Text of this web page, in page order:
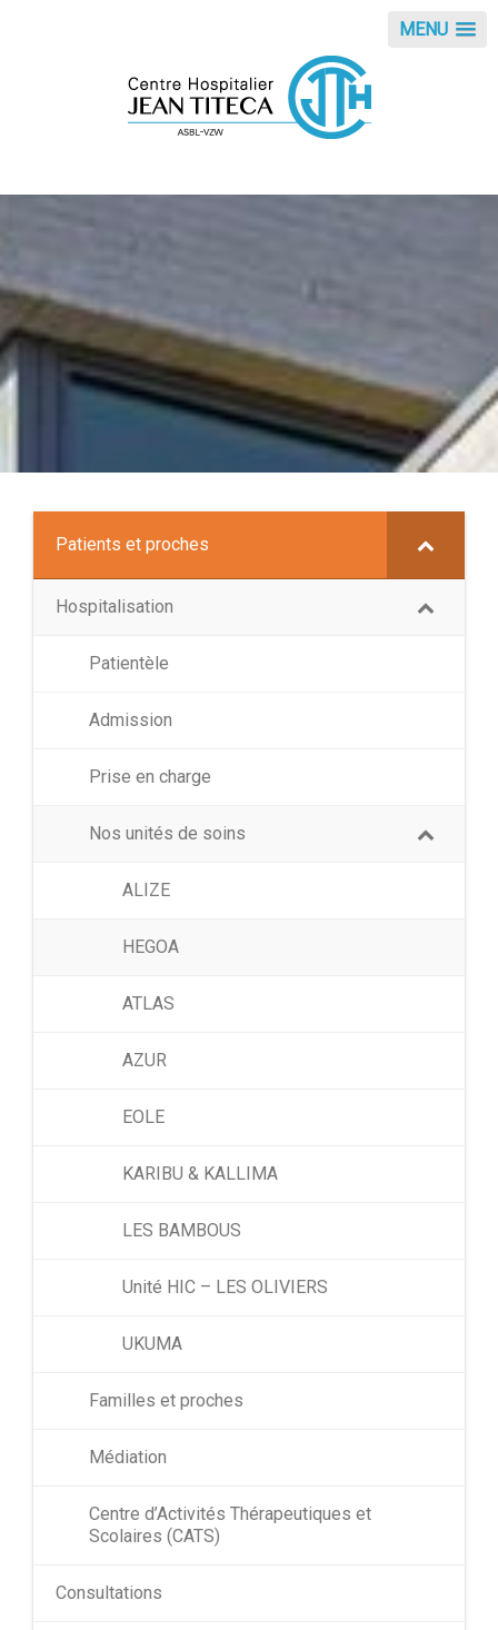
MENU
Patients et proches
Hospitalisation
Patientèle
Admission
Prise en charge
Nos unités de soins
ALIZE
HEGOA
ATLAS
AZUR
EOLE
KARIBU & KALLIMA
LES BAMBOUS
Unité HIC – LES OLIVIERS
UKUMA
Familles et proches
Médiation
Centre d’Activités Thérapeutiques et
Scolaires (CATS)
Consultations